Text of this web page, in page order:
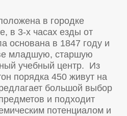
в городке
в 3-х часах езды от
в 1847 году и
младшую, старшую
учебный центр. Из
порядка 450 живут на
большой выбор
и подходит
потенциалом и